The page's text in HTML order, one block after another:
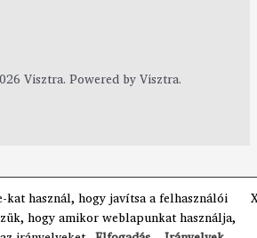
Visztra. Powered by Visztra.
kat használ, hogy javítsa a felhasználói
hogy amikor weblapunkat használja,